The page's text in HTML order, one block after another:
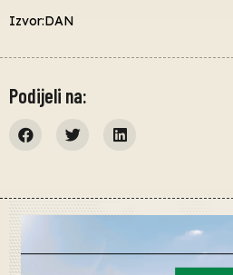
Izvor:DAN
Podijeli na: